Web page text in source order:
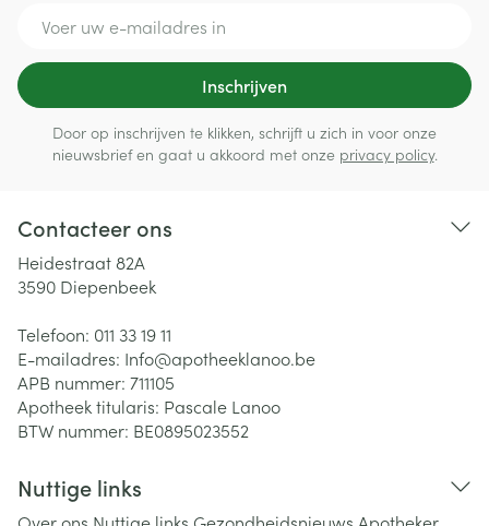
Inschrijven
Door op inschrijven te klikken, schrijft u zich in voor onze
nieuwsbrief en gaat u akkoord met onze privacy policy.
Contacteer ons
Heidestraat 82A
3590 Diepenbeek
Telefoon: 011 33 19 11
E-mailadres: Info@apotheeklanoo.be
APB nummer: 711105
Apotheek titularis: Pascale Lanoo
BTW nummer: BE0895023552
Nuttige links